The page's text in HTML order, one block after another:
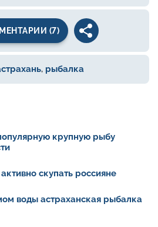
(7)
, рыбалка
крупную рыбу
скупать россияне
воды астраханская рыбалка